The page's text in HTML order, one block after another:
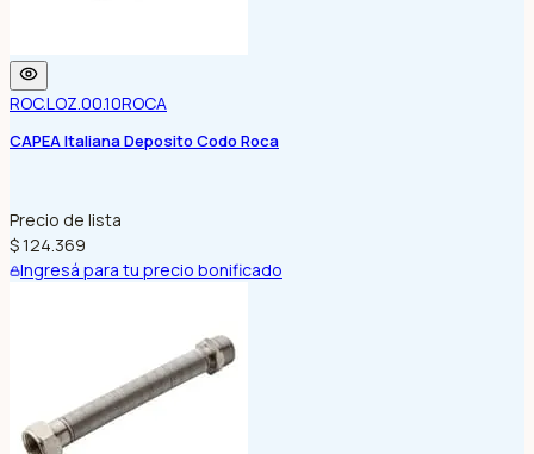
ROC.LOZ.00.10ROCA
CAPEA Italiana Deposito Codo Roca
Precio de lista
$ 124.369
Ingresá para tu precio bonificado